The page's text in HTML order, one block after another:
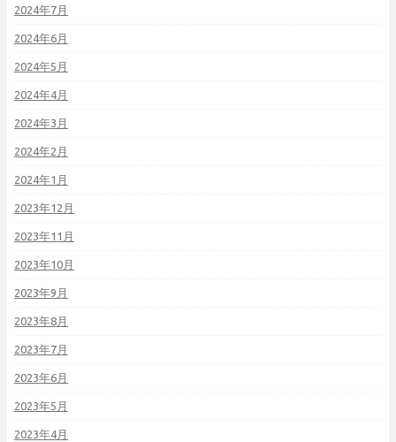
2024年7月
2024年6月
2024年5月
2024年4月
2024年3月
2024年2月
2024年1月
2023年12月
2023年11月
2023年10月
2023年9月
2023年8月
2023年7月
2023年6月
2023年5月
2023年4月